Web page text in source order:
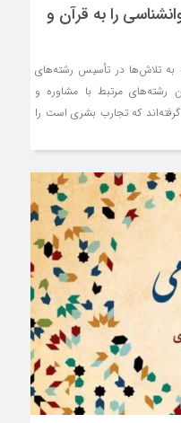
را به قرآن و
به تلاش‌ها در تأسیس رشته‌های
مرتبط با مشاوره و
گرفته‌اند که تجارب بشری است را